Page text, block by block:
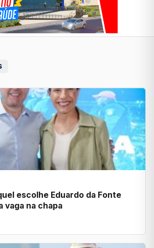
escolhe Eduardo da Fonte
vaga na chapa